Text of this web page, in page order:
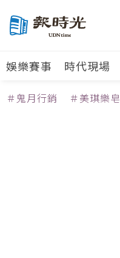
娛樂賽事 時代現場
＃鬼月行銷 ＃美琪樂皂